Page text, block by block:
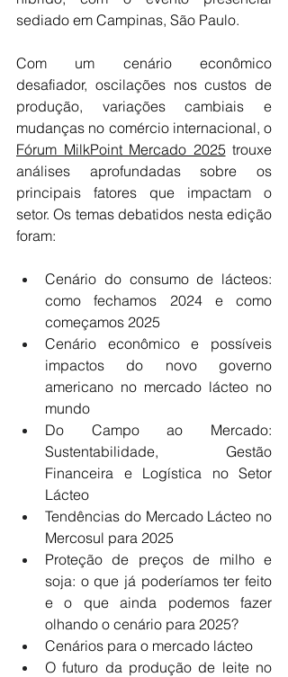
sediado em Campinas, São Paulo.
Com um cenário econômico
desafiador, oscilações nos custos de
produção, variações cambiais e
Fórum MilkPoint Mercado 2025 trouxe
análises aprofundadas sobre os
principais fatores que impactam o
setor. Os temas debatidos nesta edição
foram:
Cenário do consumo de lácteos:
como fechamos 2024 e como
começamos 2025
Cenário econômico e possíveis
impactos do novo governo
americano no mercado lácteo no
mundo
Do Campo ao Mercado:
Sustentabilidade, Gestão
Financeira e Logística no Setor
Lácteo
Tendências do Mercado Lácteo no
Mercosul para 2025
Proteção de preços de milho e
soja: o que já poderíamos ter feito
e o que ainda podemos fazer
olhando o cenário para 2025?
Cenários para o mercado lácteo
O futuro da produção de leite no